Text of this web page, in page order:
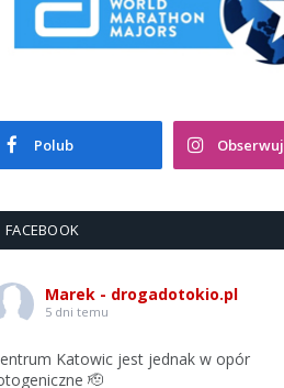
Polub Obserwuj
FACEBOOK
Marek - drogadotokio.pl
5 dni temu
Katowic jest jednak w opór
🫡